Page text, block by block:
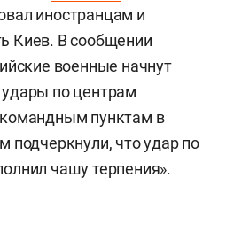
иностранцам и
Киев. В сообщении
военные начнут
по центрам
пунктам в
подчеркнули, что удар по
чашу терпения».